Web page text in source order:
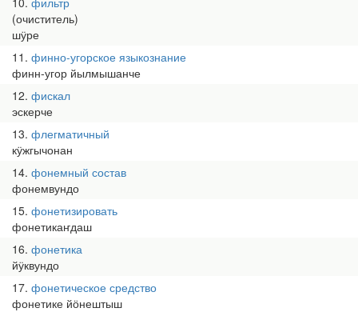
(очиститель)
шӱре
11 финно-угорское языкознание
финн-угор йылмышанче
12 фискал
эскерче
13 флегматичный
кӱжгычонан
14 фонемный состав
фонемвундо
15 фонетизировать
фонетикаҥдаш
16 фонетика
йӱквундо
17 фонетическое средство
фонетике йӧнештыш